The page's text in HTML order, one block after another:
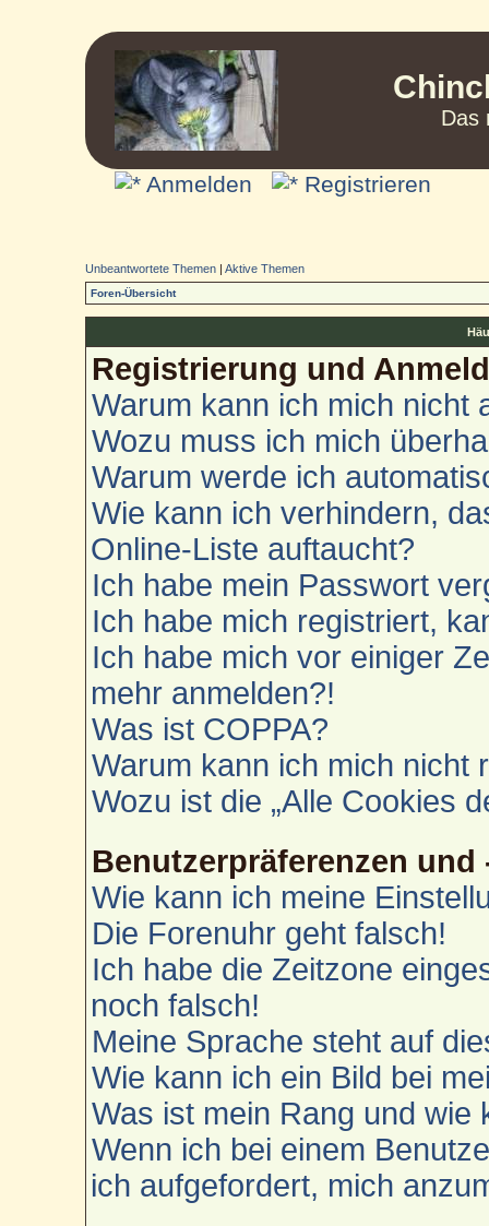
Das
Anmelden Registrieren
Unbeantwortete Themen |Aktive Themen
Foren-Übersicht
Registrierung und
Warum kann ich mich nicht
Wozu muss ich mich
Warum werde ich
Wie kann ich verhindern,
Online-Liste auftaucht?
Ich habe mein Passwort
Ich habe mich registriert,
Ich habe mich vor einiger
mehr anmelden?!
Was ist COPPA?
Warum kann ich mich nicht
Wozu ist die „Alle Cookies
Benutzerpräferenzen
Wie kann ich meine
Die Forenuhr geht falsch!
Ich habe die Zeitzone
noch falsch!
Meine Sprache steht auf
Wie kann ich ein Bild bei
Was ist mein Rang und wie
Wenn ich bei einem
ich aufgefordert, mich